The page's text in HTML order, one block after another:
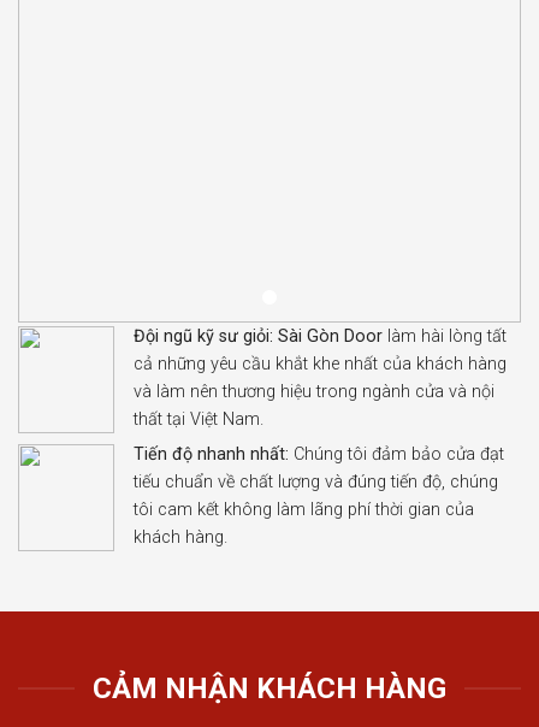
Đội ngũ kỹ sư giỏi: Sài Gòn Door làm hài lòng tất
cả những yêu cầu khắt khe nhất của khách hàng
và làm nên thương hiệu trong ngành cửa và nội
thất tại Việt Nam.
Tiến độ nhanh nhất: Chúng tôi đảm bảo cửa đạt
tiếu chuẩn về chất lượng và đúng tiến độ, chúng
tôi cam kết không làm lãng phí thời gian của
khách hàng.
CẢM NHẬN KHÁCH HÀNG